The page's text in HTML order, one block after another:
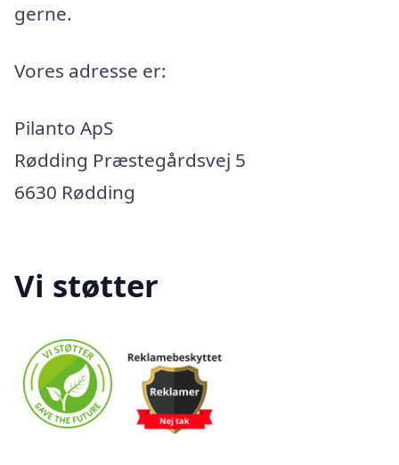
gerne.
Vores adresse er:
Pilanto ApS
Rødding Præstegårdsvej 5
6630 Rødding
Vi støtter